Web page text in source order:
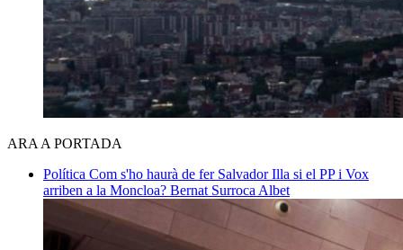
ARA A PORTADA
Política Com s'ho haurà de fer Salvador Illa si el PP i Vox
arriben a la Moncloa? Bernat Surroca Albet